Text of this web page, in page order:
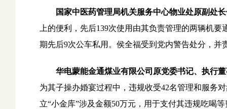
国家中医药管理局机关服务中心物业处原副处
上的便利，先后139次使用由其负责管理的两辆机
期先后9次公车私用。侯全福受到党内警告处分，并
华电蒙能金通煤业有限公司原党委书记、执行
为其子操办婚宴过程中，违规收受42名管理和服务
立“小金库”涉及金额50万元，用于支付其违规吃喝